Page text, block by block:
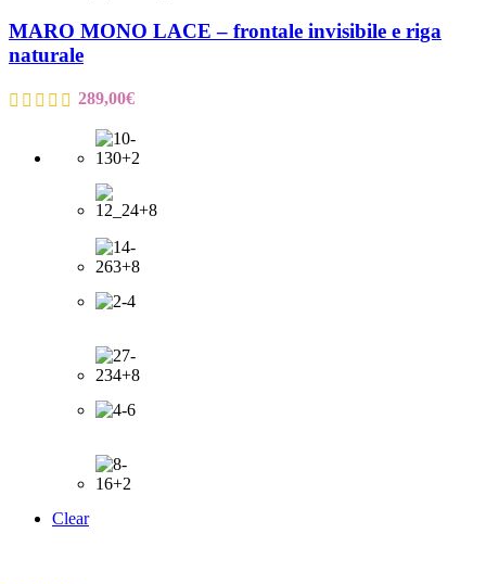
MARO MONO LACE – frontale invisibile e riga
naturale
289,00€
Clear